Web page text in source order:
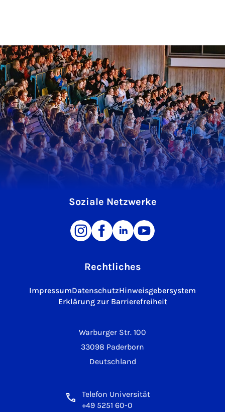
Warburger Str. 100
33098 Paderborn
Deutschland
Telefon Universität
+49 5251 60-0
Soziale Netzwerke
Rechtliches
ImpressumDatenschutzHinweisgebersystem
Erklärung zur Barrierefreiheit